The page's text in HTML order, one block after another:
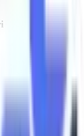
işleri
ve emisyon
edilen